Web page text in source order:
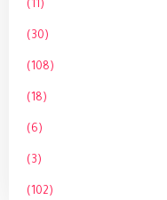
(11)
(30)
(108)
(18)
(6)
(3)
(102)